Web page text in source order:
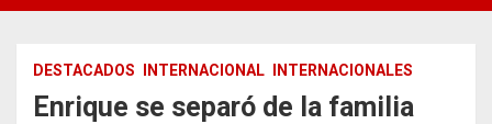
DESTACADOS INTERNACIONAL INTERNACIONALES
Enrique se separó de la familia